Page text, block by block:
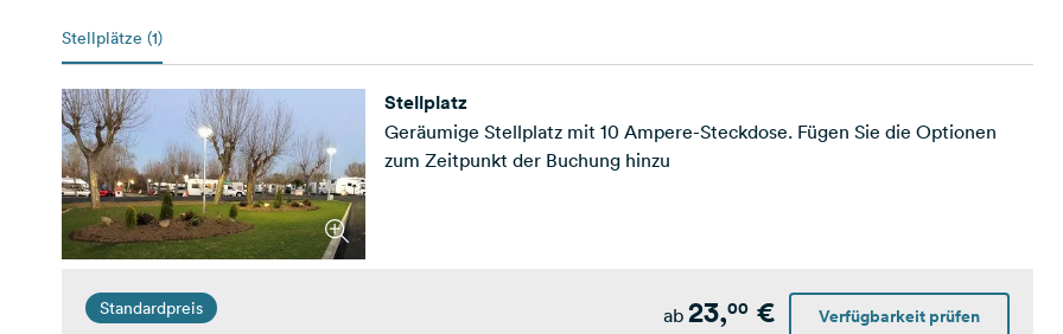
Stellplätze (1)
Stellplatz
Geräumige Stellplatz mit 10 Ampere-Steckdose. Fügen Sie die Optionen
zum Zeitpunkt der Buchung hinzu
Standardpreis ab 23,00€ Verfügbarkeit prüfen